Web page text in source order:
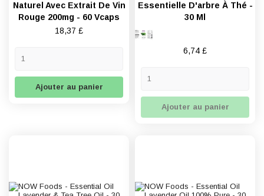
Naturel Avec Extrait De Vin
Rouge 200mg - 60 Vcaps
Prix
18,37 £
Ajouter au panier
Essentielle D'arbre À Thé -
30 Ml
Prix
6,74 £
Ajouter au panier